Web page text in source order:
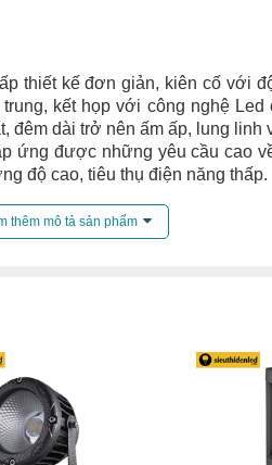
thiết kế đơn giản, kiên cố với
kết họp với công nghệ Led
đêm dài trở nên ấm ấp, lung linh
ứng được những yêu cầu cao
độ cao, tiêu thụ điện năng thấp.
và thép sơn tĩnh điện, lớp
led hoạt động tốt ngoai trời.
C tới 60 độ C
thêm mô tả sản phẩm